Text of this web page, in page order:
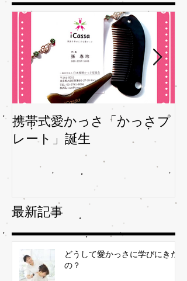
携帯式愛かっさ「かっさプ
レート」誕生
最新記事
どうして愛かっさに学びにきた
の？